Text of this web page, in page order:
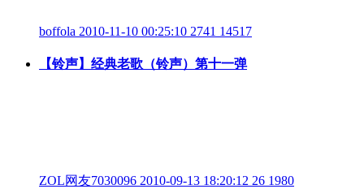
boffola 2010-11-10 00:25:10 2741 14517
【铃声】经典老歌（铃声）第十一弹
ZOL网友7030096 2010-09-13 18:20:12 26 1980